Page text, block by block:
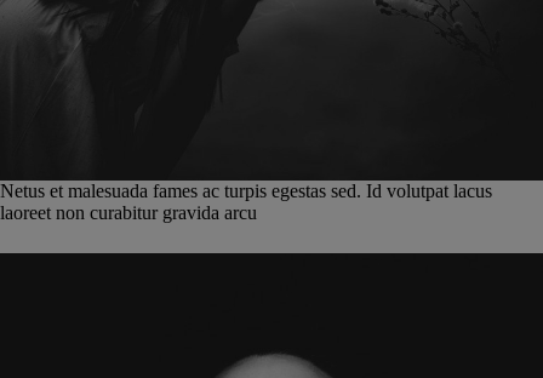
Netus et malesuada fames ac turpis egestas sed. Id volutpat lacus
laoreet non curabitur gravida arcu